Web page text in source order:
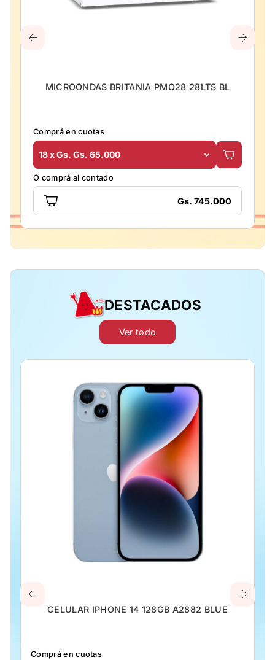
MICROONDAS BRITANIA PMO28 28LTS BL
Comprá en cuotas
18 x Gs. Gs. 65.000
O comprá al contado
Gs. 745.000
DESTACADOS
Ver todo
CELULAR IPHONE 14 128GB A2882 BLUE
Comprá en cuotas